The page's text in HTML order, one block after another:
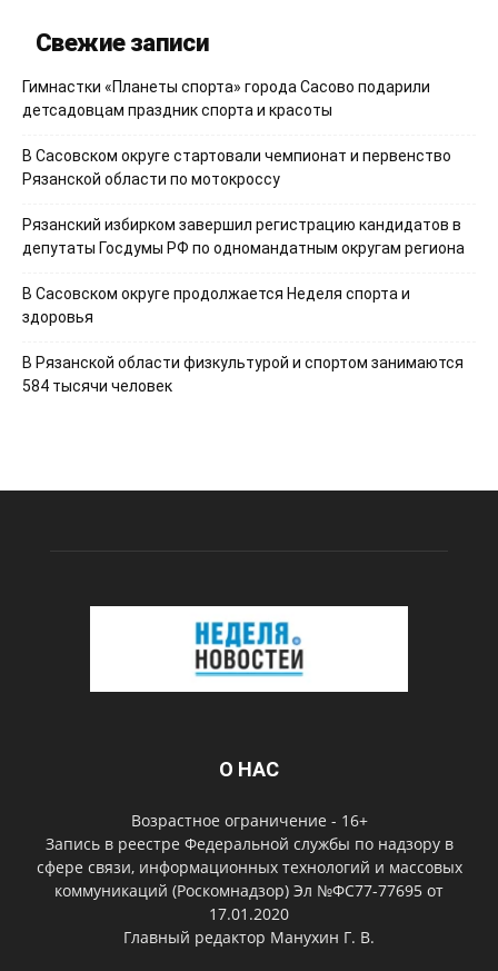
Свежие записи
Гимнастки «Планеты спорта» города Сасово подарили
детсадовцам праздник спорта и красоты
В Сасовском округе стартовали чемпионат и первенство
Рязанской области по мотокроссу
Рязанский избирком завершил регистрацию кандидатов в
депутаты Госдумы РФ по одномандатным округам региона
В Сасовском округе продолжается Неделя спорта и
здоровья
В Рязанской области физкультурой и спортом занимаются
584 тысячи человек
О НАС
Возрастное ограничение - 16+
Запись в реестре Федеральной службы по надзору в
сфере связи, информационных технологий и массовых
коммуникаций (Роскомнадзор) Эл №ФС77-77695 от
17.01.2020
Главный редактор Манухин Г. В.